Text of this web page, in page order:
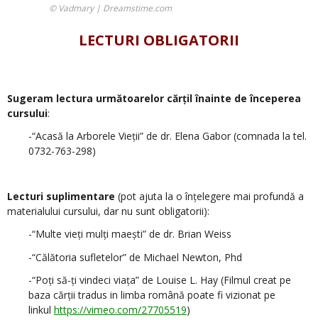
© Vadmary | Dreamstime.com
LECTURI OBLIGATORII
Sugeram lectura următoarelor cărțil înainte de începerea
cursului:
-“Acasă la Arborele Vieții” de dr. Elena Gabor (comnada la tel.
0732-763-298)
Lecturi suplimentare (pot ajuta la o înțelegere mai profundă a
materialului cursului, dar nu sunt obligatorii):
-“Multe vieți mulți maești” de dr. Brian Weiss
-“Călătoria sufletelor” de Michael Newton, Phd
-“Poți să-ți vindeci viața” de Louise L. Hay (Filmul creat pe
baza cărții tradus in limba română poate fi vizionat pe
linkul https://vimeo.com/27705519)